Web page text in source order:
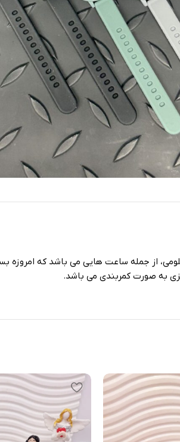
از جمله ساعت هایی می باشد که
به صورت کمربندی می باشد.